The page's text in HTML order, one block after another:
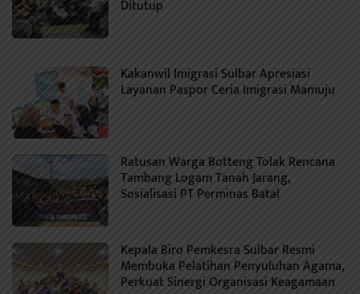
Ditutup
Kakanwil Imigrasi Sulbar Apresiasi
Layanan Paspor Ceria Imigrasi Mamuju
Ratusan Warga Botteng Tolak Rencana
Tambang Logam Tanah Jarang,
Sosialisasi PT Perminas Batal
Kepala Biro Pemkesra Sulbar Resmi
Membuka Pelatihan Penyuluhan Agama,
Perkuat Sinergi Organisasi Keagamaan